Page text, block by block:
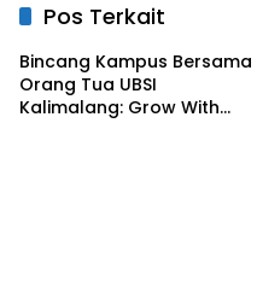
Pos Terkait
Bincang Kampus Bersama
Orang Tua UBSI
Kalimalang: Grow With